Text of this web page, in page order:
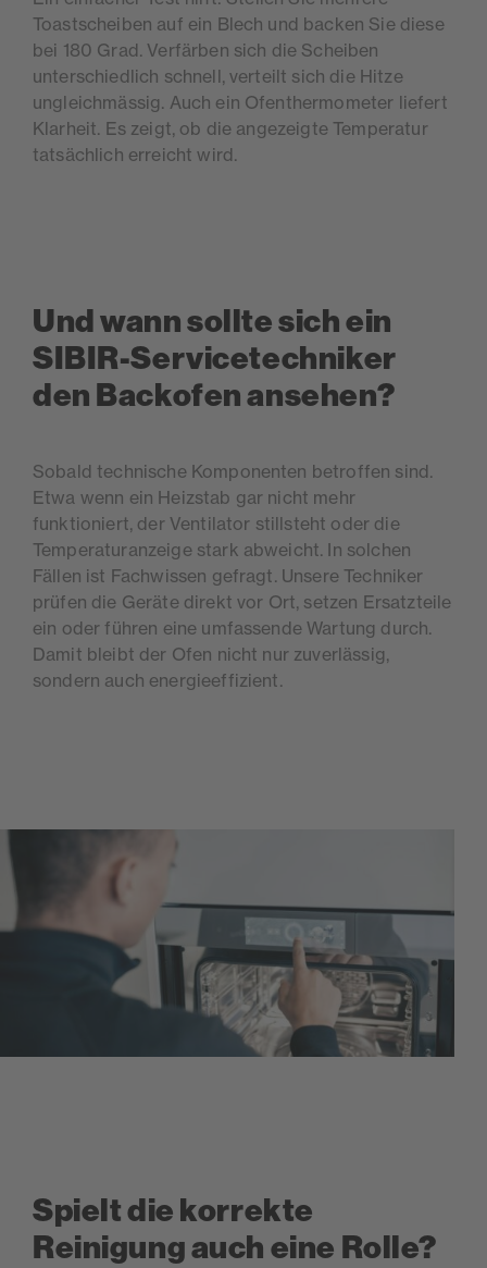
Toastscheiben auf ein Blech und backen Sie diese
bei 180 Grad. Verfärben sich die Scheiben
unterschiedlich schnell, verteilt sich die Hitze
ungleichmässig. Auch ein Ofenthermometer liefert
Klarheit. Es zeigt, ob die angezeigte Temperatur
tatsächlich erreicht wird.
Und wann sollte sich ein
SIBIR-Servicetechniker
den Backofen ansehen?
Sobald technische Komponenten betroffen sind.
Etwa wenn ein Heizstab gar nicht mehr
funktioniert, der Ventilator stillsteht oder die
Temperaturanzeige stark abweicht. In solchen
Fällen ist Fachwissen gefragt. Unsere Techniker
prüfen die Geräte direkt vor Ort, setzen Ersatzteile
ein oder führen eine umfassende Wartung durch.
Damit bleibt der Ofen nicht nur zuverlässig,
sondern auch energieeffizient.
Spielt die korrekte
Reinigung auch eine Rolle?